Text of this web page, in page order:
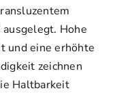
Hohe
und eine erhöhte
zeichnen
Haltbarkeit